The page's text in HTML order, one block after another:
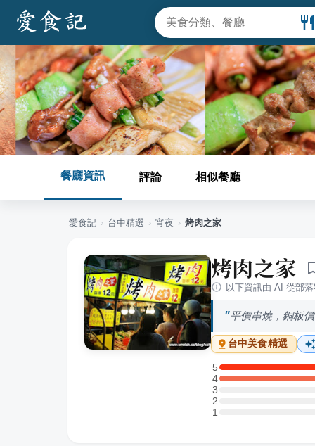
餐廳資訊 評論 相似餐廳
愛食記 › 台中精選 › 宵夜 › 烤肉之家
烤肉之家
以下資訊由 AI 從部
平價串燒，銅板
台中美食精選
5
5 星：1 則評論
4
4 星：1 則評論
3
3 星：0 則評論
2
2 星：0 則評論
11 星：0 則評論